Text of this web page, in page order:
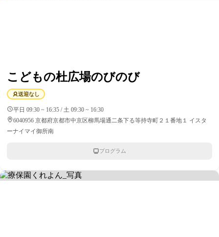
こどもの杜広場のびのび
送迎なし
平日 09:30 ~ 16:35 / 土 09:30 ~ 16:30
6040956 京都府京都市中京区柳馬場通二条下る等持寺町２１番地１ イスタ
ーナイマイ御所南
プログラム